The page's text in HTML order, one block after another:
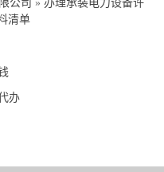
公司 » 办理承装电力设备许
清单
办